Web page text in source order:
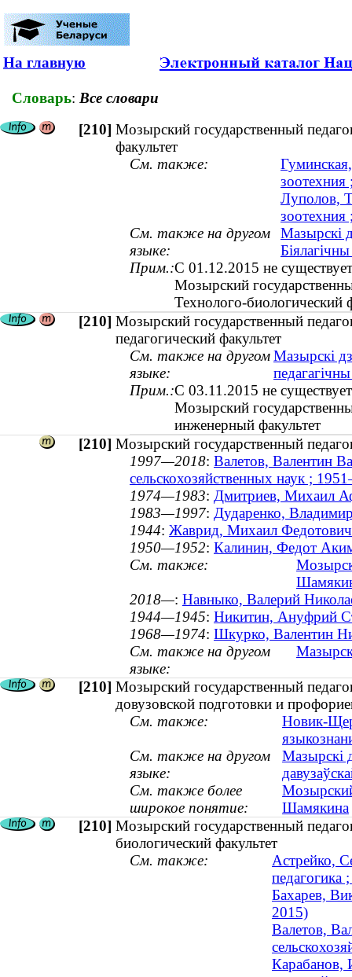
На главную
Словарь: Все словари
[210] Мозырский государственный
факультет
См. также:
Луполов,
См. также на другом
языке:
Мазырскі
Прим.:С 01.12.2015 не
Мозырский
Технолого-биологический
[210] Мозырский государственный
педагогический факультет
См. также на другом
языке:
Мазырскі
Прим.:С 03.11.2015 не
Мозырский
инженерный факультет
[210] Мозырский государственный
1997—2018: Валетов, Валентин
сельскохозяйственных наук ;
1974—1983: Дмитриев, Михаил
1983—1997: Дударенко,
1944: Жаврид, Михаил Федотович
1950—1952: Калинин, Федот
См. также:
2018—: Навныко, Валерий
1944—1945: Никитин, Ануфрий
1968—1974: Шкурко, Валентин
См. также на другом
языке:
[210] Мозырский государственный
довузовской подготовки и
См. также:
Новик-
См. также на другом
языке:
Мазырскі
См. также более
широкое понятие:
Шамякина
[210] Мозырский государственный
биологический факультет
См. также:
Астрейко,
педагогика
Бахарев,
2015)
Валетов,
Карабанов,